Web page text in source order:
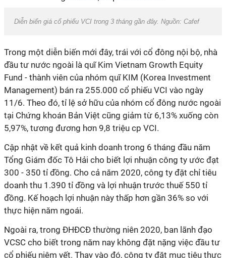
Diễn biến giá cổ phiếu VCI trong 3 tháng gần đây. Nguồn: Cafef
Trong một diễn biến mới đây, trái với cổ đông nội bộ, nhà
đầu tư nước ngoài là quĩ Kim Vietnam Growth Equity
Fund - thành viên của nhóm quĩ KIM (Korea Investment
Management) bán ra 255.000 cổ phiếu VCI vào ngày
11/6. Theo đó, tỉ lệ sở hữu của nhóm cổ đông nước ngoài
tại Chứng khoán Bản Việt cũng giảm từ 6,13% xuống còn
5,97%, tương đương hơn 9,8 triệu cp VCI.
Cập nhật về kết quả kinh doanh trong 6 tháng đầu năm
Tổng Giám đốc Tô Hải cho biết lợi nhuận công ty ước đạt
300 - 350 tỉ đồng. Cho cả năm 2020, công ty đặt chỉ tiêu
doanh thu 1.390 tỉ đồng và lợi nhuận trước thuế 550 tỉ
đồng. Kế hoạch lợi nhuận này thấp hơn gần 36% so với
thực hiện năm ngoái.
Ngoài ra, trong ĐHĐCĐ thường niên 2020, ban lãnh đạo
VCSC cho biết trong năm nay không đặt nặng việc đầu tư
cổ phiếu niêm yết. Thay vào đó, công ty đặt mục tiêu thực